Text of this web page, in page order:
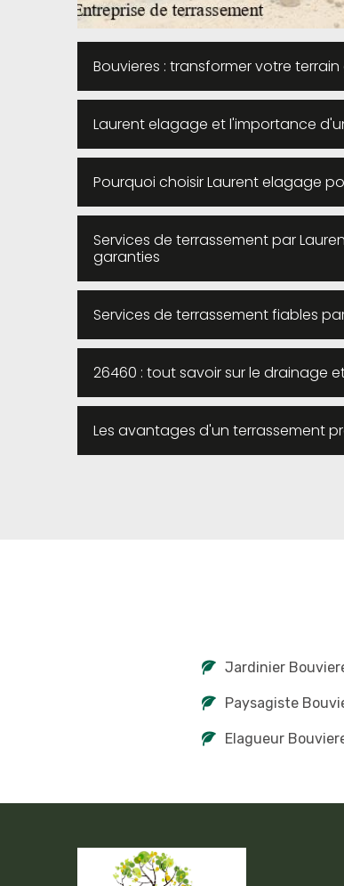
Bouvieres : transformer votre
Laurent elagage et l'importance
Pourquoi choisir Laurent elagage
Services de terrassement par
garanties
Services de terrassement fiables
26460 : tout savoir sur le drainage
Les avantages d'un terrassement
Jardinier
Paysagiste
Elagueur